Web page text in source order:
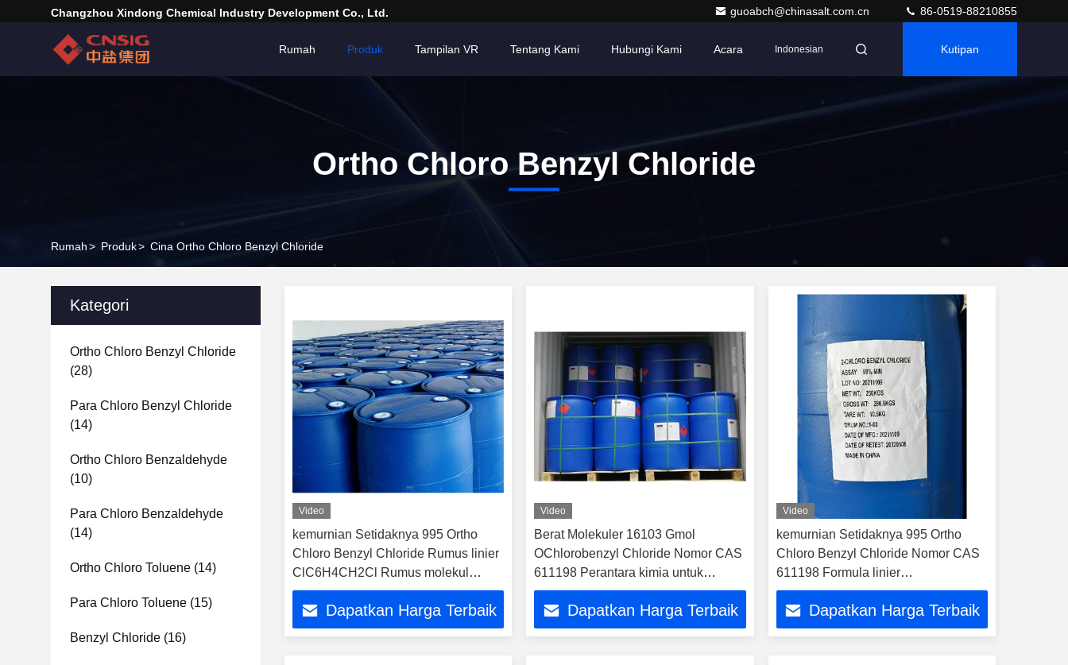
Changzhou Xindong Chemical Industry Development Co., Ltd. guoabch@chinasalt.com.cn 86-0519-88210855
Rumah Produk Tampilan VR Tentang Kami Hubungi Kami Acara Indonesian Kutipan
Ortho Chloro Benzyl Chloride
Rumah> Produk> Cina Ortho Chloro Benzyl Chloride
Kategori
Ortho Chloro Benzyl Chloride
(28)
Para Chloro Benzyl Chloride
(14)
Ortho Chloro Benzaldehyde
(10)
Para Chloro Benzaldehyde
(14)
Ortho Chloro Toluene (14)
Para Chloro Toluene (15)
Benzyl Chloride (16)
Video
kemurnian Setidaknya 995 Ortho
Chloro Benzyl Chloride Rumus linier
ClC6H4CH2Cl Rumus molekul
C7H5Cl2O Bahan baku kimia
Dapatkan Harga Terbaik
Video
Berat Molekuler 16103 Gmol
OChlorobenzyl Chloride Nomor CAS
611198 Perantara kimia untuk
aplikasi industri dan laboratorium
Dapatkan Harga Terbaik
Video
kemurnian Setidaknya 995 Ortho
Chloro Benzyl Chloride Nomor CAS
611198 Formula linier
ClC6H4CH2Cl Reagen kimia khusus
Dapatkan Harga Terbaik